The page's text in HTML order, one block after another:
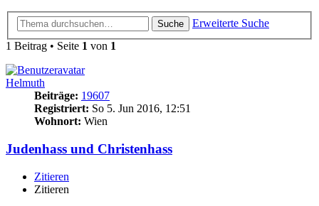
Suche
Erweiterte Suche
1 Beitrag • Seite 1 von 1
Helmuth
Beiträge: 19607
Registriert: So 5. Jun 2016, 12:51
Wohnort: Wien
Judenhass und Christenhass
Zitieren
Zitieren